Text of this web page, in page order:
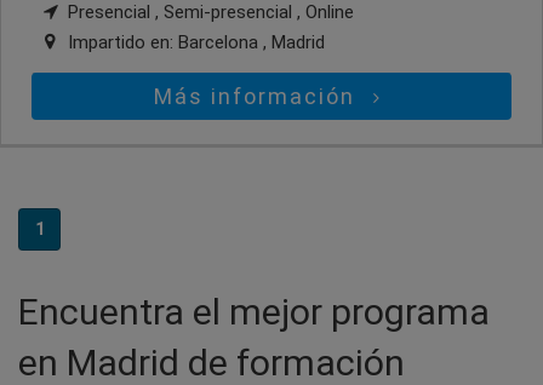
Presencial , Semi-presencial , Online
Impartido en: Barcelona , Madrid
Más información
1
Encuentra el mejor programa
en Madrid de formación